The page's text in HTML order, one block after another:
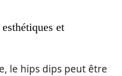
et
le hips dips peut être